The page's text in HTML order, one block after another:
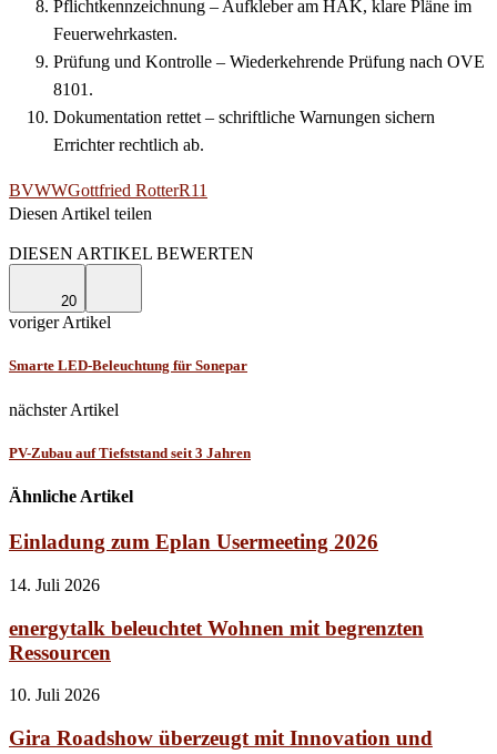
Pflichtkennzeichnung – Aufkleber am HAK, klare Pläne im
Feuerwehrkasten.
Prüfung und Kontrolle – Wiederkehrende Prüfung nach OVE
8101.
Dokumentation rettet – schriftliche Warnungen sichern
Errichter rechtlich ab.
BVWWGottfried RotterR11
Diesen Artikel teilen
DIESEN ARTIKEL BEWERTEN
20
voriger Artikel
Smarte LED-Beleuchtung für Sonepar
nächster Artikel
PV-Zubau auf Tiefststand seit 3 Jahren
Ähnliche Artikel
Einladung zum Eplan Usermeeting 2026
14. Juli 2026
energytalk beleuchtet Wohnen mit begrenzten
Ressourcen
10. Juli 2026
Gira Roadshow überzeugt mit Innovation und